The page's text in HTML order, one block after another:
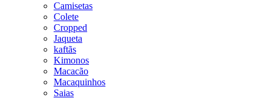
Camisetas
Colete
Cropped
Jaqueta
kaftãs
Kimonos
Macacão
Macaquinhos
Saias